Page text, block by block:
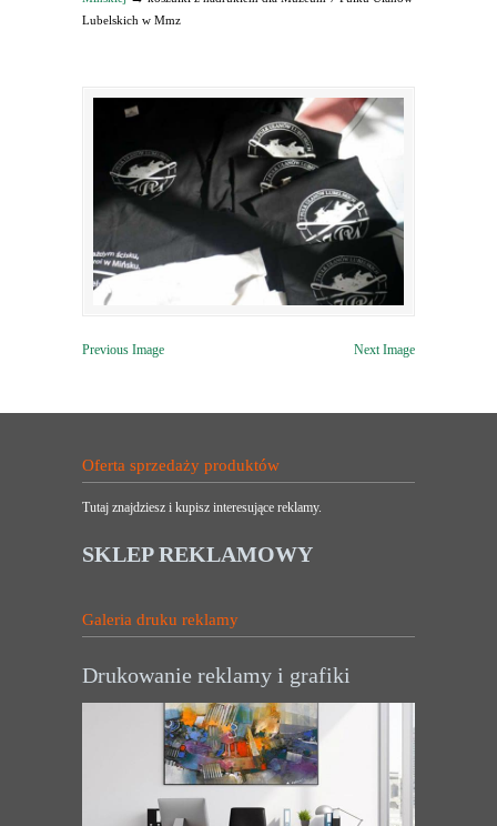
Lubelskich w Mmz
Previous Image Next Image
Oferta sprzedaży produktów
Tutaj znajdziesz i kupisz interesujące reklamy.
SKLEP REKLAMOWY
Galeria druku reklamy
Drukowanie reklamy i grafiki